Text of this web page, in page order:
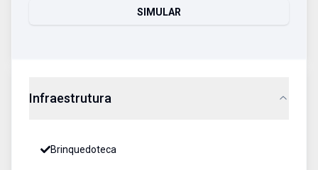
SIMULAR
Infraestrutura
Brinquedoteca